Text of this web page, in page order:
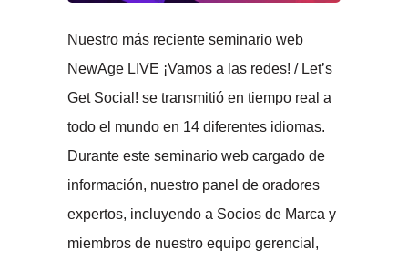
Nuestro más reciente seminario web
NewAge LIVE ¡Vamos a las redes! / Let’s
Get Social! se transmitió en tiempo real a
todo el mundo en 14 diferentes idiomas.
Durante este seminario web cargado de
información, nuestro panel de oradores
expertos, incluyendo a Socios de Marca y
miembros de nuestro equipo gerencial,